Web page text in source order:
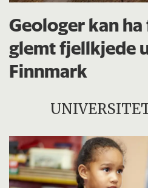
Geologer kan
glemt fjellkjede
Finnmark